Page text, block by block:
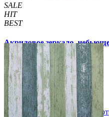
SALE
HIT
BEST
Акриловое зеркало,
330х330х2мм (750)
300 грн/шт 350 грн /шт
Купить В закладки